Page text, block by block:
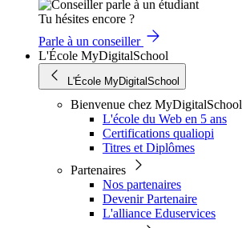
Tu hésites encore ?
Parle à un conseiller
L'École MyDigitalSchool
L'École MyDigitalSchool
Bienvenue chez MyDigitalSchool
L'école du Web en 5 ans
Certifications qualiopi
Titres et Diplômes
Partenaires
Nos partenaires
Devenir Partenaire
L'alliance Eduservices